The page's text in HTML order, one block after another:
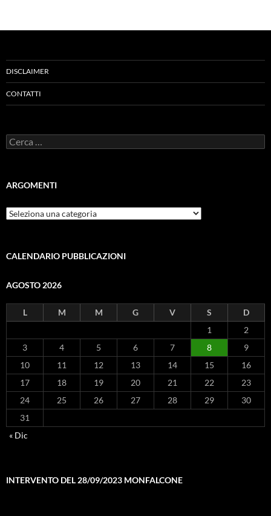
DISCLAIMER
CONTATTI
Ricerca
per:
ARGOMENTI
ARGOMENTI
CALENDARIO PUBBLICAZIONI
AGOSTO 2026
L M M G V S
D
1
2
3
4 5 6 7 8
9
10
11 12 13 14 15
16
17
18 19 20 21 22
23
24
25 26 27 28 29
30
31
« Dic
INTERVENTO DEL 28/09/2023 MONFALCONE